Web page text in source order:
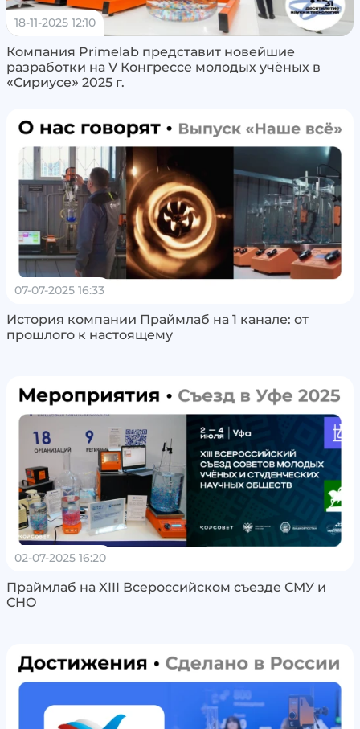
18-11-2025 12:10
Компания Primelab представит новейшие
разработки на V Конгрессе молодых учёных в
«Сириусе» 2025 г.
07-07-2025 16:33
История компании Праймлаб на 1 канале: от
прошлого к настоящему
02-07-2025 16:20
Праймлаб на XIII Всероссийском съезде СМУ и
СНО